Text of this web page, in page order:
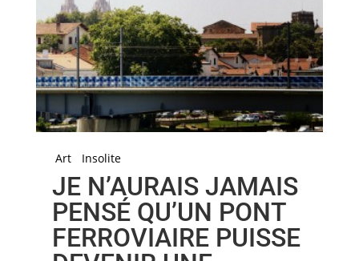
Art Insolite
JE N’AURAIS JAMAIS
PENSÉ QU’UN PONT
FERROVIAIRE PUISSE